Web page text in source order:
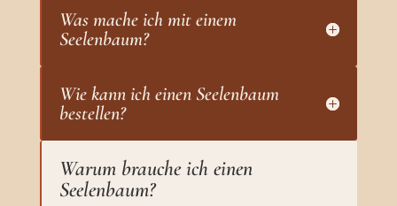
Was mache ich mit einem
Seelenbaum?
Wie kann ich einen Seelenbaum
bestellen?
Warum brauche ich einen
Seelenbaum?